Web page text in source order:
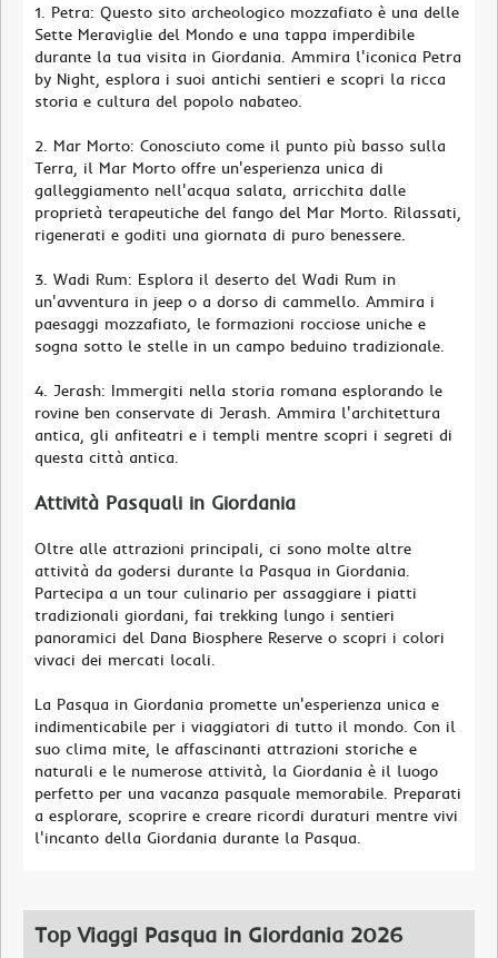
1. Petra: Questo sito archeologico mozzafiato è una delle
Sette Meraviglie del Mondo e una tappa imperdibile
durante la tua visita in Giordania. Ammira l'iconica Petra
by Night, esplora i suoi antichi sentieri e scopri la ricca
storia e cultura del popolo nabateo.
2. Mar Morto: Conosciuto come il punto più basso sulla
Terra, il Mar Morto offre un'esperienza unica di
galleggiamento nell'acqua salata, arricchita dalle
proprietà terapeutiche del fango del Mar Morto. Rilassati,
rigenerati e goditi una giornata di puro benessere.
3. Wadi Rum: Esplora il deserto del Wadi Rum in
un'avventura in jeep o a dorso di cammello. Ammira i
paesaggi mozzafiato, le formazioni rocciose uniche e
sogna sotto le stelle in un campo beduino tradizionale.
4. Jerash: Immergiti nella storia romana esplorando le
rovine ben conservate di Jerash. Ammira l'architettura
antica, gli anfiteatri e i templi mentre scopri i segreti di
questa città antica.
Attività Pasquali in Giordania
Oltre alle attrazioni principali, ci sono molte altre
attività da godersi durante la Pasqua in Giordania.
Partecipa a un tour culinario per assaggiare i piatti
tradizionali giordani, fai trekking lungo i sentieri
panoramici del Dana Biosphere Reserve o scopri i colori
vivaci dei mercati locali.
La Pasqua in Giordania promette un'esperienza unica e
indimenticabile per i viaggiatori di tutto il mondo. Con il
suo clima mite, le affascinanti attrazioni storiche e
naturali e le numerose attività, la Giordania è il luogo
perfetto per una vacanza pasquale memorabile. Preparati
a esplorare, scoprire e creare ricordi duraturi mentre vivi
l'incanto della Giordania durante la Pasqua.
Top Viaggi Pasqua in Giordania 2026